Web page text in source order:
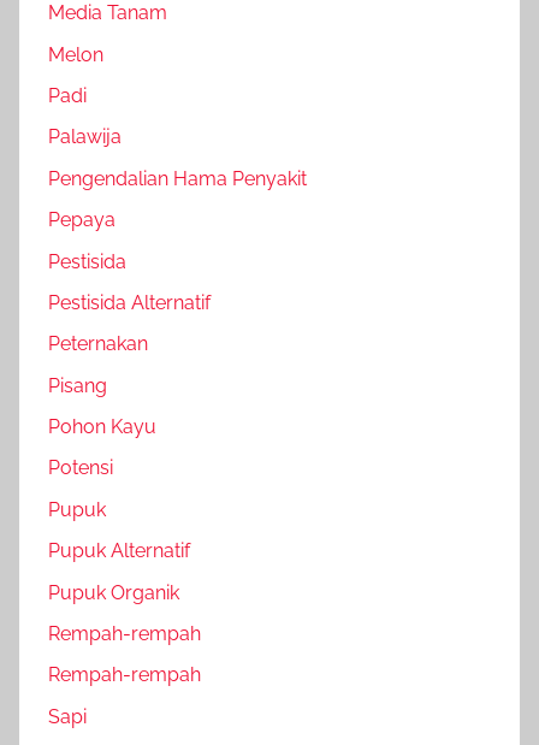
Media Tanam
Melon
Padi
Palawija
Pengendalian Hama Penyakit
Pepaya
Pestisida
Pestisida Alternatif
Peternakan
Pisang
Pohon Kayu
Potensi
Pupuk
Pupuk Alternatif
Pupuk Organik
Rempah-rempah
Rempah-rempah
Sapi